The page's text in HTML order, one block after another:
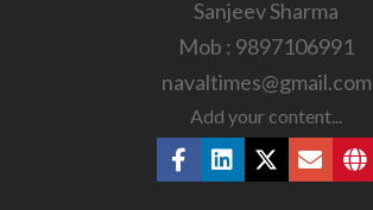
Sanjeev Sharma
Mob : 9897106991
navaltimes@gmail.com
Add your content...